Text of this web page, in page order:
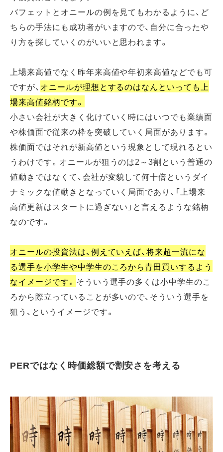
バフェットとオニールの例を見てもわかるように、ど
ちらの手法にも成功者がいますので、自分に合ったや
り方を探していくのがいいと思われます。
上場来高値でなく昨年来高値や年初来高値などでも可
ですが、 オニールが理想とするのはなんといっても上
場来高値銘柄です。
小さい会社が大きく化けていく時にはいつでも業績面
や株価面で従来の枠を突破していく局面があります。
株価面ではそれが新高値という現象として現れるとい
うわけです。オニールが狙うのは2～3割という普通の
値動きではなくて、会社が変貌して何十倍というダイ
ナミックな値動きとなっていく局面であり、「上場来
高値更新はスタートに過ぎない」と言えるような銘柄
なのです。
オニールの投資法は、例えていえば、将来超一流にな
る選手を小学生や中学生のころから青田買いするよう
なイメージです。 そういう選手の多くは小中学生のこ
ろから際立っていることが多いので、そういう選手を
狙う、というイメージです。
PERではなく時価総額で割安さを考える